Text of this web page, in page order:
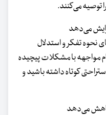
توصیه می‌کنند.
می‌دهد
نحوه تفکر و استدلال
با مشکلات پیچیده
کوتاه داشته باشید و
کاهش می‌دهد